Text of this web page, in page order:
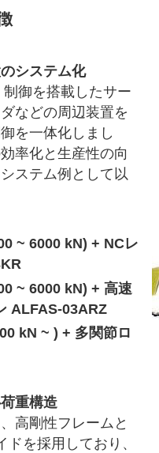
システム化
御を搭載したサー
などの周辺装置を
を一体化しまし
率化と生産性の向
ステム例として以
~ 6000 kN) + NCレ
~ 6000 kN) + 高速
ALFAS-03ARZ
kN ~ ) + 多関節ロ
重構造
高剛性フレームと
を採用しており、